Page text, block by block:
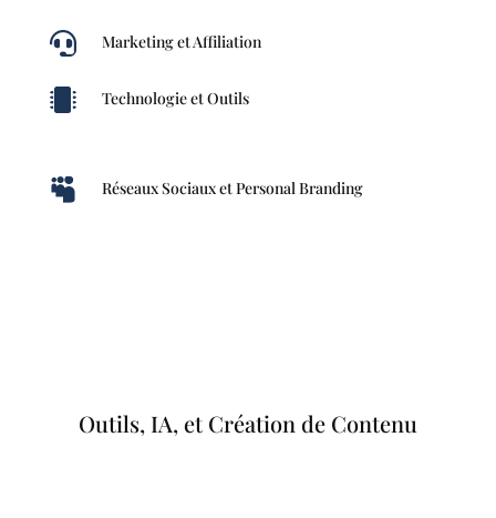
 Marketing et Affiliation
 Technologie et Outils
 Réseaux Sociaux et Personal Branding
Outils, IA, et Création de Contenu